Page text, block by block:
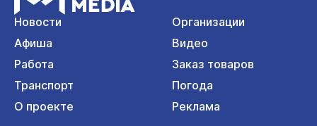
Новости
Организации
Афиша
Видео
Работа
Заказ товаров
Транспорт
Погода
О проекте
Реклама